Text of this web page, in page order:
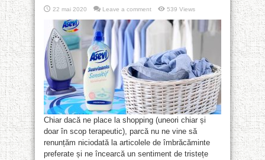
22 mai 2020 Leave a comment 539 Views
Chiar dacă ne place la shopping (uneori chiar și
doar în scop terapeutic), parcă nu ne vine să
renunțăm niciodată la articolele de îmbrăcăminte
preferate și ne încearcă un sentiment de tristețe